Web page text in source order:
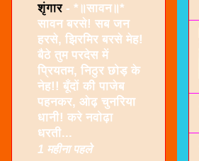
शृंगार - *॥सावन॥*
सावन बरसे! सब जन
हरसे, झिरमिर बरसे मेह!
बैठे तुम परदेस में
प्रियतम, निठुर छोड़ के
नेह!! बूँदों की पाजेब
पहनकर, ओढ़ चुनरिया
धानी! करे नवोढ़ा
धरती...
1 महीना पहले